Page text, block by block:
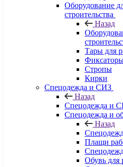
Оборудование
строительства
Назад
Тары для
Стропы
Кирки
Спецодежда и СИЗ
Назад
Спецодежда и
Спецодежда и
Назад
Плащи
Обувь для